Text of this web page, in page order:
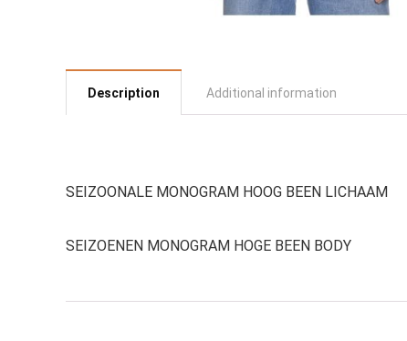
Description Additional information
SEIZOONALE MONOGRAM HOOG BEEN LICHAAM
SEIZOENEN MONOGRAM HOGE BEEN BODY